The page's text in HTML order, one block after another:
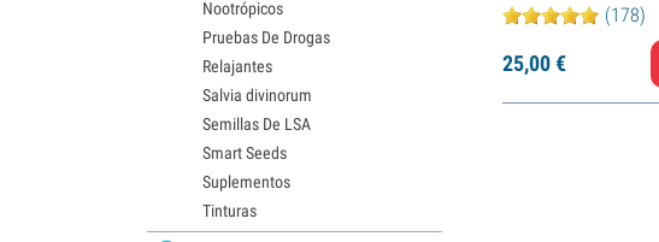
(178)
25,00€
Nootrópicos
Pruebas De Drogas
Relajantes
Salvia divinorum
Semillas De LSA
Smart Seeds
Suplementos
Tinturas